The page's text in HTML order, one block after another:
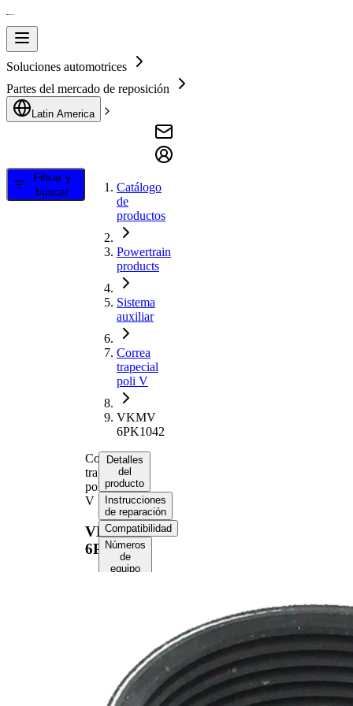
Soluciones automotrices
Partes del mercado de reposición
Latin America
Filtrar y
buscar
Catálogo
de
productos
Powertrain
products
Sistema
auxiliar
Correa
trapecial
poli V
VKMV
6PK1042
Correa
trapecial
poli
V
VKMV
6PK1042
Detalles
del
producto
Instrucciones
de reparación
Compatibilidad
Números
de
equipo
Información del
producto
Propiedad
Valor
Longitud
1042 mm
21,36